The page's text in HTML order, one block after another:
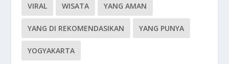
VIRAL WISATA YANG AMAN
YANG DI REKOMENDASIKAN YANG PUNYA
YOGYAKARTA